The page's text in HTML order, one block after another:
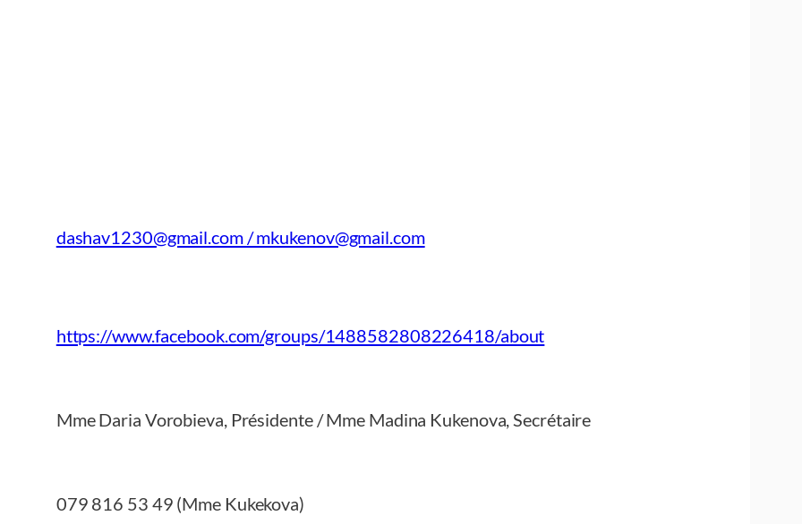
dashav1230@gmail.com / mkukenov@gmail.com
https://www.facebook.com/groups/1488582808226418/about
Mme Daria Vorobieva, Présidente / Mme Madina Kukenova, Secrétaire
079 816 53 49 (Mme Kukekova)